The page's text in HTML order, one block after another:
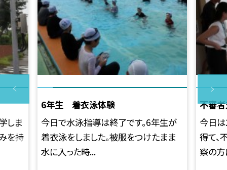
しま
を持
6年生 着衣泳体験
今日で水泳指導は終了です。6年生が
着衣泳をしました。被服をつけたまま
水に入った時...
不審
今日
得て、
察の